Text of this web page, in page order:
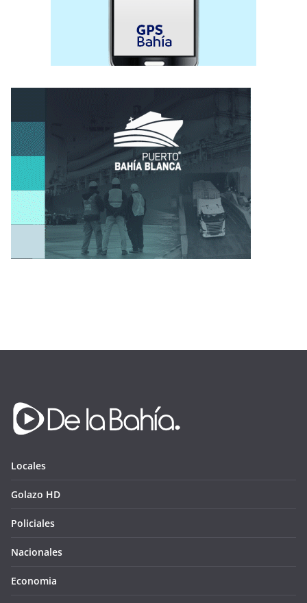
Locales
Golazo HD
Policiales
Nacionales
Economia